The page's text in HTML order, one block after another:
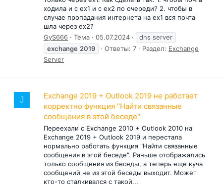
ходила и с ex1 и с ex2 по очереди? 2. чтобы в
случае пропадания интернета на ex1 вся почта
шла через ex2?
GyS666
Тема 05.07.2024
dns server
exchange 2019 Ответы: 7 Раздел: Exchange
Server
J
Exchange 2019 + Outlook 2019 не работает
корректно функция "Найти связанные
сообщения в этой беседе"
Переехали с Exchange 2010 + Outlook 2010 на
Exchange 2019 + Outlook 2019 и перестала
нормально работать функция "Найти связанные
сообщения в этой беседе". Раньше отображались
только сообщения из беседы, а теперь еще куча
сообщений не из этой беседы выходит. Может
кто-то сталкивался с такой...